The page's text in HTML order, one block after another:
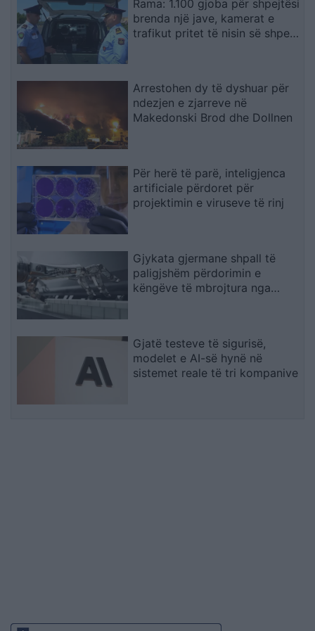
Rama: 1.100 gjoba për shpejtësi
brenda një jave, kamerat e
trafikut pritet të nisin së shpejti
Arrestohen dy të dyshuar për
ndezjen e zjarreve në
Makedonski Brod dhe Dollnen
Për herë të parë, inteligjenca
artificiale përdoret për
projektimin e viruseve të rinj
Gjykata gjermane shpall të
paligjshëm përdorimin e
këngëve të mbrojtura nga
Gjatë testeve të sigurisë,
modelet e AI-së hynë në
sistemet reale të tri kompanive